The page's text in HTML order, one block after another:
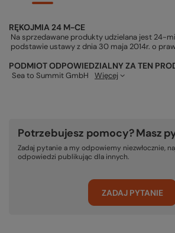
RĘKOJMIA 24 M-CE
Na sprzedawane produkty udzielana jest 24-
podstawie ustawy z dnia 30 maja 2014r. o
PODMIOT ODPOWIEDZIALNY ZA TEN
Sea to Summit GmbH Więcej
Potrzebujesz pomocy? Masz
Zadaj pytanie a my odpowiemy niezwłocznie,
odpowiedzi publikując dla innych.
ZADAJ PYTANIE